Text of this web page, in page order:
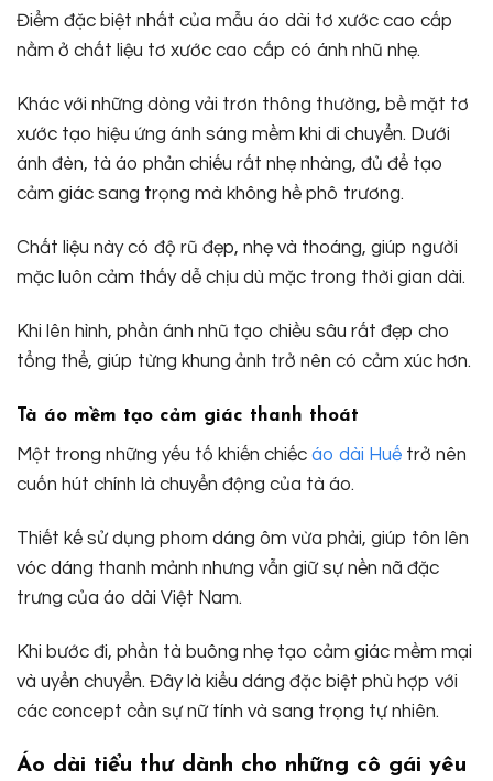
Điểm đặc biệt nhất của mẫu áo dài tơ xước cao cấp
nằm ở chất liệu tơ xước cao cấp có ánh nhũ nhẹ.
Khác với những dòng vải trơn thông thường, bề mặt tơ
xước tạo hiệu ứng ánh sáng mềm khi di chuyển. Dưới
ánh đèn, tà áo phản chiếu rất nhẹ nhàng, đủ để tạo
cảm giác sang trọng mà không hề phô trương.
Chất liệu này có độ rũ đẹp, nhẹ và thoáng, giúp người
mặc luôn cảm thấy dễ chịu dù mặc trong thời gian dài.
Khi lên hình, phần ánh nhũ tạo chiều sâu rất đẹp cho
tổng thể, giúp từng khung ảnh trở nên có cảm xúc hơn.
Tà áo mềm tạo cảm giác thanh thoát
Một trong những yếu tố khiến chiếc áo dài Huế trở nên
cuốn hút chính là chuyển động của tà áo.
Thiết kế sử dụng phom dáng ôm vừa phải, giúp tôn lên
vóc dáng thanh mảnh nhưng vẫn giữ sự nền nã đặc
trưng của áo dài Việt Nam.
Khi bước đi, phần tà buông nhẹ tạo cảm giác mềm mại
và uyển chuyển. Đây là kiểu dáng đặc biệt phù hợp với
các concept cần sự nữ tính và sang trọng tự nhiên.
Áo dài tiểu thư dành cho những cô gái yêu